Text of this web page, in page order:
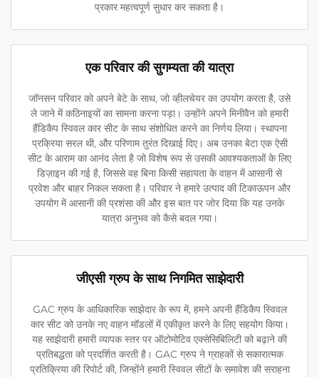
प्रकार महत्वपूर्ण सुधार कर सकता है।
एक परिवार की सुगम्यता की यात्रा
जॉनसन परिवार को अपने बेटे के साथ, जो व्हीलचेयर का उपयोग करता है, उसे
ले जाने में कठिनाइयों का सामना करना पड़ा। उन्होंने अपने मिनीवैन को हमारी
हैंडिकैप स्विवल कार सीट के साथ संशोधित करने का निर्णय लिया। स्थापना
प्रक्रिया सरल थी, और परिणाम तुरंत दिखाई दिए। अब उनका बेटा एक ऐसी
सीट के आराम का आनंद लेता है जो विशेष रूप से उसकी आवश्यकताओं के लिए
डिज़ाइन की गई है, जिससे वह बिना किसी सहायता के वाहन में आसानी से
प्रवेश और बाहर निकल सकता है। परिवार ने हमारे उत्पाद की टिकाऊपन और
उपयोग में आसानी की प्रशंसा की और इस बात पर जोर दिया कि यह उनके
यात्रा अनुभव को कैसे बदल गया।
जीएसी ग्रुप के साथ निगमित साझेदारी
GAC ग्रुप के आधिकारिक साझेदार के रूप में, हमने अपनी हैंडिकैप स्विवल
कार सीट को उनके नए वाहन मॉडलों में एकीकृत करने के लिए सहयोग किया।
यह साझेदारी हमारी व्यापक स्तर पर ऑटोमोटिव एक्सेसिबिलिटी को बढ़ाने की
प्रतिबद्धता को प्रदर्शित करती है। GAC ग्रुप ने ग्राहकों से सकारात्मक
प्रतिक्रिया की रिपोर्ट की, जिन्होंने हमारी स्विवल सीटों के समावेश की सराहना